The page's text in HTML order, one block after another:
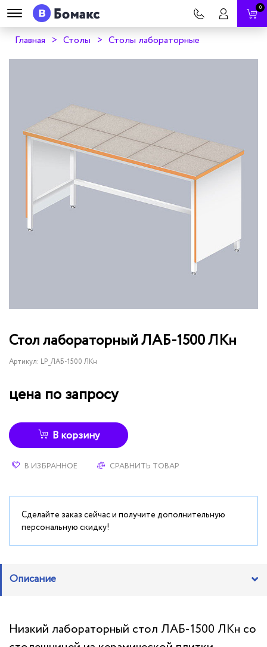
0
Главная Столы Столы лабораторные
Стол лабораторный ЛАБ-1500 ЛКн
Артикул: LP_ЛАБ-1500 ЛКн
цена по запросу
В корзину
В ИЗБРАННОЕ СРАВНИТЬ ТОВАР
Сделайте заказ сейчас и получите дополнительную
персональную скидку!
Описание
Низкий лабораторный стол ЛАБ-1500 ЛКн со